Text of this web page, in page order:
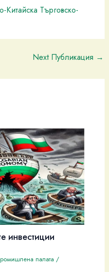
Търговско-
Next Публикация →
инвестиции
палaта /